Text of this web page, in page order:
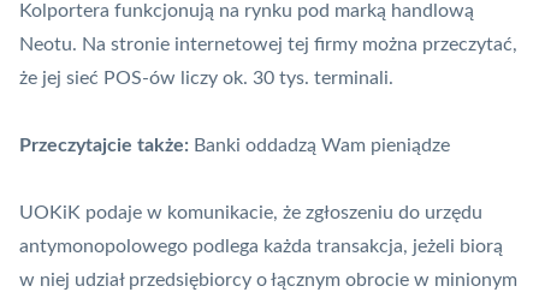
Kolportera funkcjonują na rynku pod marką handlową
Neotu. Na stronie internetowej tej firmy można przeczytać,
że jej sieć POS-ów liczy ok. 30 tys. terminali.
Przeczytajcie także: Banki oddadzą Wam pieniądze
UOKiK podaje w komunikacie, że zgłoszeniu do urzędu
antymonopolowego podlega każda transakcja, jeżeli biorą
w niej udział przedsiębiorcy o łącznym obrocie w minionym